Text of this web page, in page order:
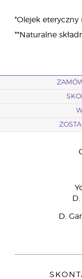
*Olejek eteryczny
**Naturalne
D.